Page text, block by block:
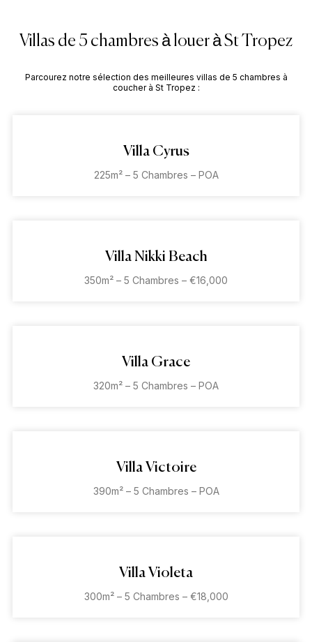
Villas de 5 chambres à louer à St Tropez
Parcourez notre sélection des meilleures villas de 5 chambres à
coucher à St Tropez :
Villa Cyrus
225m² – 5 Chambres – POA
Villa Nikki Beach
350m² – 5 Chambres – €16,000
Villa Grace
320m² – 5 Chambres – POA
Villa Victoire
390m² – 5 Chambres – POA
Villa Violeta
300m² – 5 Chambres – €18,000